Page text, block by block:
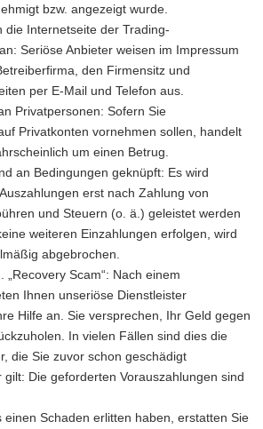
bzw. angezeigt wurde.
die Internetseite der Trading-
Seriöse Anbieter weisen im Impressum
den Firmensitz und
per E-Mail und Telefon aus.
Privatpersonen: Sofern Sie
Privatkonten vornehmen sollen, handelt
um einen Betrug.
an Bedingungen geknüpft: Es wird
erst nach Zahlung von
und Steuern (o. ä.) geleistet werden
weiteren Einzahlungen erfolgen, wird
abgebrochen.
„Recovery Scam“: Nach einem
Ihnen unseriöse Dienstleister
Hilfe an. Sie versprechen, Ihr Geld gegen
In vielen Fällen sind dies die
die Sie zuvor schon geschädigt
gilt: Die geforderten Vorauszahlungen sind
einen Schaden erlitten haben, erstatten Sie